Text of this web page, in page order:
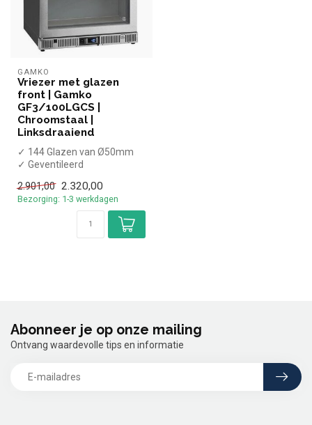
GAMKO
Vriezer met glazen
front | Gamko
GF3/100LGCS |
Chroomstaal |
Linksdraaiend
✓ 144 Glazen van Ø50mm
✓ Geventileerd
✓ 600 x 538 x 860/880 mm
...
2.901,00 2.320,00
Bezorging: 1-3 werkdagen
Abonneer je op onze mailing
Ontvang waardevolle tips en informatie